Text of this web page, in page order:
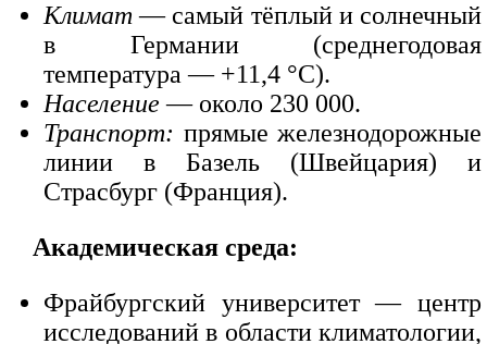
Климат — самый тёплый и солнечный
в Германии (среднегодовая
температура — +11,4 °C).
Население — около 230 000.
Транспорт: прямые железнодорожные
линии в Базель (Швейцария) и
Страсбург (Франция).
Академическая среда:
Фрайбургский университет — центр
исследований в области климатологии,